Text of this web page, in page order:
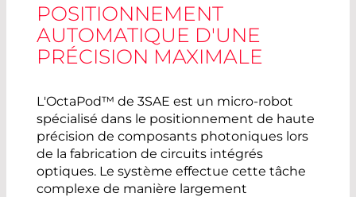
POSITIONNEMENT
AUTOMATIQUE D'UNE
PRÉCISION MAXIMALE
L'OctaPod™ de 3SAE est un micro-robot
spécialisé dans le positionnement de haute
précision de composants photoniques lors
de la fabrication de circuits intégrés
optiques. Le système effectue cette tâche
complexe de manière largement